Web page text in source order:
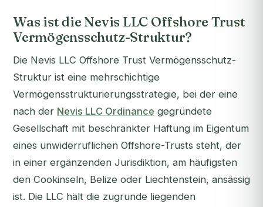
Was ist die Nevis LLC Offshore Trust
Vermögensschutz-Struktur?
Die Nevis LLC Offshore Trust Vermögensschutz-
Struktur ist eine mehrschichtige
Vermögensstrukturierungsstrategie, bei der eine
nach der Nevis LLC Ordinance gegründete
Gesellschaft mit beschränkter Haftung im Eigentum
eines unwiderruflichen Offshore-Trusts steht, der
in einer ergänzenden Jurisdiktion, am häufigsten
den Cookinseln, Belize oder Liechtenstein, ansässig
ist. Die LLC hält die zugrunde liegenden